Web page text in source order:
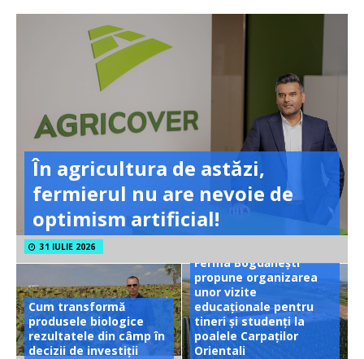
În agricultura de astăzi,
fermierul nu are nevoie de
optimism artificial!
31 IULIE 2026
Cum transformă
produsele biologice
rezultatele din câmp în
decizii de investiții
Ferma Bogdănești
propune organizarea
unor vizite
educaționale pentru
tineri și studenți la
poalele Carpaților
Orientali